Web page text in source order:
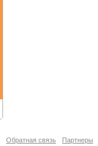
Обратная связь Партнеры